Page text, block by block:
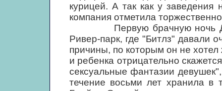
курицей. А так как у
компания отметила
Первую брачную ночь
Ривер-парк, где "Битлз" давали
причины, по которым он не
и ребенка отрицательно
сексуальные фантазии
течение восьми лет хранила в